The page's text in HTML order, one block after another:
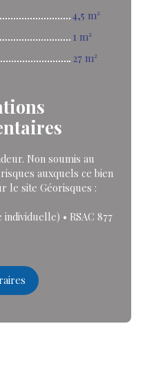
4,5 m²
1 m²
27 m²
Non soumis au
auxquels ce bien
le site Géorisques :
• RSAC 877